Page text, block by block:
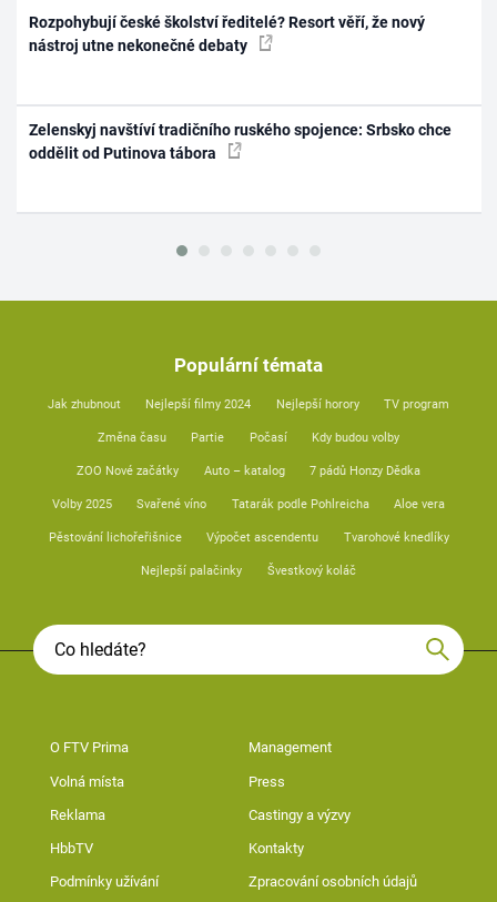
Rozpohybují české školství ředitelé? Resort věří, že nový
nástroj utne nekonečné debaty
Zelenskyj navštíví tradičního ruského spojence: Srbsko chce
oddělit od Putinova tábora
Populární témata
Jak zhubnout Nejlepší filmy 2024 Nejlepší horory TV program
Změna času Partie Počasí Kdy budou volby
ZOO Nové začátky Auto – katalog 7 pádů Honzy Dědka
Volby 2025 Svařené víno Tatarák podle Pohlreicha Aloe vera
Pěstování lichořeřišnice Výpočet ascendentu Tvarohové knedlíky
Nejlepší palačinky Švestkový koláč
O FTV Prima Management
Volná místa Press
Reklama Castingy a výzvy
HbbTV Kontakty
Podmínky užívání Zpracování osobních údajů